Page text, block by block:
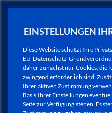
EINSTELLUNGEN
Diese Website schützt Ihre
EU-Datenschutz-
daher zunächst nur Cookies, die
zwingend erforderlich sind.
Ihrer aktiven Zustimmung
Basis Ihrer Einstellungen
Seite zur Verfügung stehen. Es